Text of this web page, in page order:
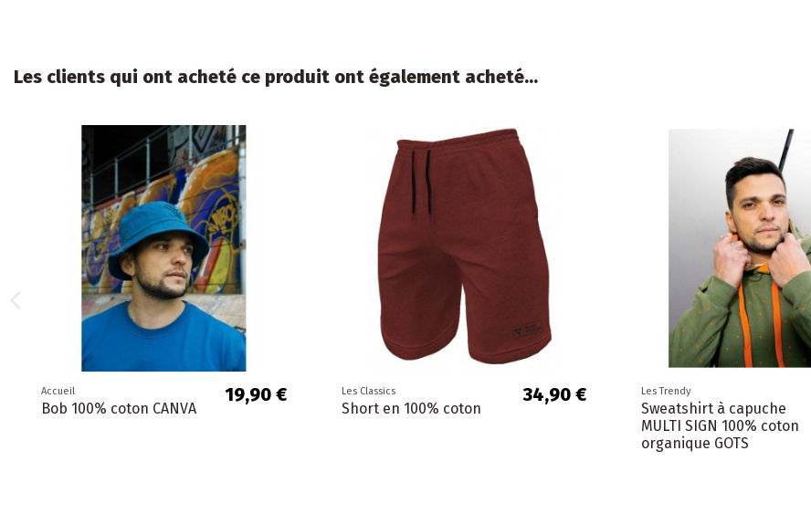
Les clients qui ont acheté ce produit ont également acheté...
Accueil
Bob 100% coton CANVA
19,90 € Les Classics
Short en 100% coton
34,90 € Les Trendy
Sweatshirt à capuche
MULTI SIGN 100% coton
organique GOTS